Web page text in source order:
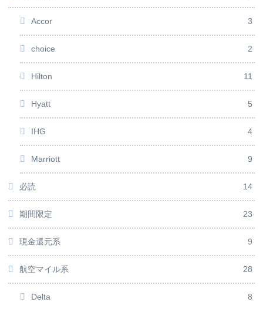
Accor 3
choice 2
Hilton 11
Hyatt 5
IHG 4
Marriott 9
必読 14
期間限定 23
現金還元系 9
航空マイル系 28
Delta 8